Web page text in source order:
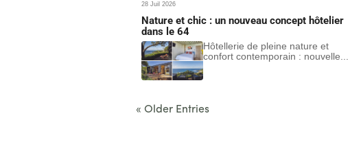
28 Juil 2026
Nature et chic : un nouveau concept hôtelier
dans le 64
Hôtellerie de pleine nature et
confort contemporain : nouvelle...
« Older Entries